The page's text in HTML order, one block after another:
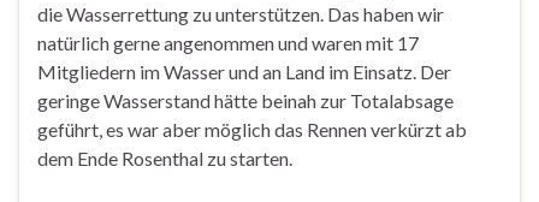
die Wasserrettung zu unterstützen. Das haben wir
natürlich gerne angenommen und waren mit 17
Mitgliedern im Wasser und an Land im Einsatz. Der
geringe Wasserstand hätte beinah zur Totalabsage
geführt, es war aber möglich das Rennen verkürzt ab
dem Ende Rosenthal zu starten.